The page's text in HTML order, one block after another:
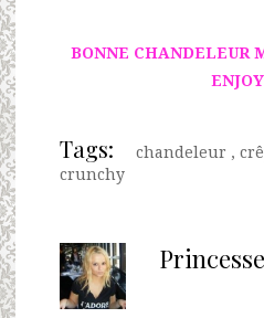
BONNE CHANDELEUR
Tags: chandeleur ,
crunchy